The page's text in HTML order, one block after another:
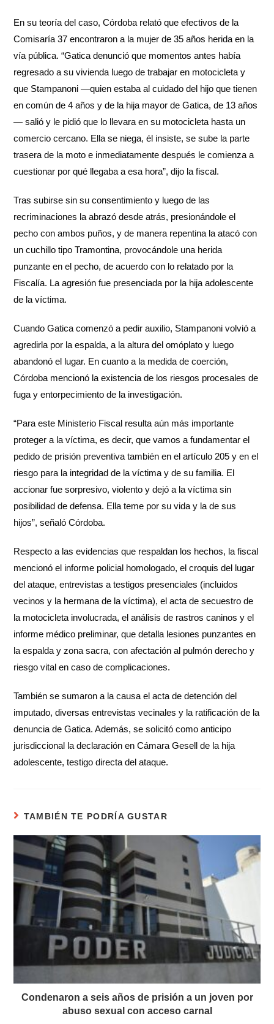
En su teoría del caso, Córdoba relató que efectivos de la
Comisaría 37 encontraron a la mujer de 35 años herida en la
vía pública. “Gatica denunció que momentos antes había
regresado a su vivienda luego de trabajar en motocicleta y
que Stampanoni —quien estaba al cuidado del hijo que tienen
en común de 4 años y de la hija mayor de Gatica, de 13 años
— salió y le pidió que lo llevara en su motocicleta hasta un
comercio cercano. Ella se niega, él insiste, se sube la parte
trasera de la moto e inmediatamente después le comienza a
cuestionar por qué llegaba a esa hora”, dijo la fiscal.
Tras subirse sin su consentimiento y luego de las
recriminaciones la abrazó desde atrás, presionándole el
pecho con ambos puños, y de manera repentina la atacó con
un cuchillo tipo Tramontina, provocándole una herida
punzante en el pecho, de acuerdo con lo relatado por la
Fiscalía. La agresión fue presenciada por la hija adolescente
de la víctima.
Cuando Gatica comenzó a pedir auxilio, Stampanoni volvió a
agredirla por la espalda, a la altura del omóplato y luego
abandonó el lugar. En cuanto a la medida de coerción,
Córdoba mencionó la existencia de los riesgos procesales de
fuga y entorpecimiento de la investigación.
“Para este Ministerio Fiscal resulta aún más importante
proteger a la víctima, es decir, que vamos a fundamentar el
pedido de prisión preventiva también en el artículo 205 y en el
riesgo para la integridad de la víctima y de su familia. El
accionar fue sorpresivo, violento y dejó a la víctima sin
posibilidad de defensa. Ella teme por su vida y la de sus
hijos”, señaló Córdoba.
Respecto a las evidencias que respaldan los hechos, la fiscal
mencionó el informe policial homologado, el croquis del lugar
del ataque, entrevistas a testigos presenciales (incluidos
vecinos y la hermana de la víctima), el acta de secuestro de
la motocicleta involucrada, el análisis de rastros caninos y el
informe médico preliminar, que detalla lesiones punzantes en
la espalda y zona sacra, con afectación al pulmón derecho y
riesgo vital en caso de complicaciones.
También se sumaron a la causa el acta de detención del
imputado, diversas entrevistas vecinales y la ratificación de la
denuncia de Gatica. Además, se solicitó como anticipo
jurisdiccional la declaración en Cámara Gesell de la hija
adolescente, testigo directa del ataque.
TAMBIÉN TE PODRÍA GUSTAR
Condenaron a seis años de prisión a un joven por
abuso sexual con acceso carnal